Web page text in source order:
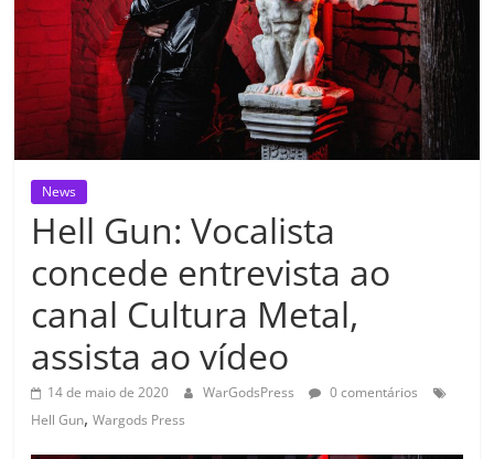
News
Hell Gun: Vocalista
concede entrevista ao
canal Cultura Metal,
assista ao vídeo
14 de maio de 2020 WarGodsPress
0 comentários
Hell Gun,Wargods Press